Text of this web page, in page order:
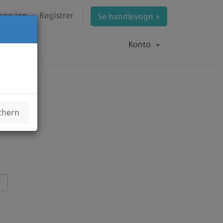
inn Registrer Se handlevogn »
Konto